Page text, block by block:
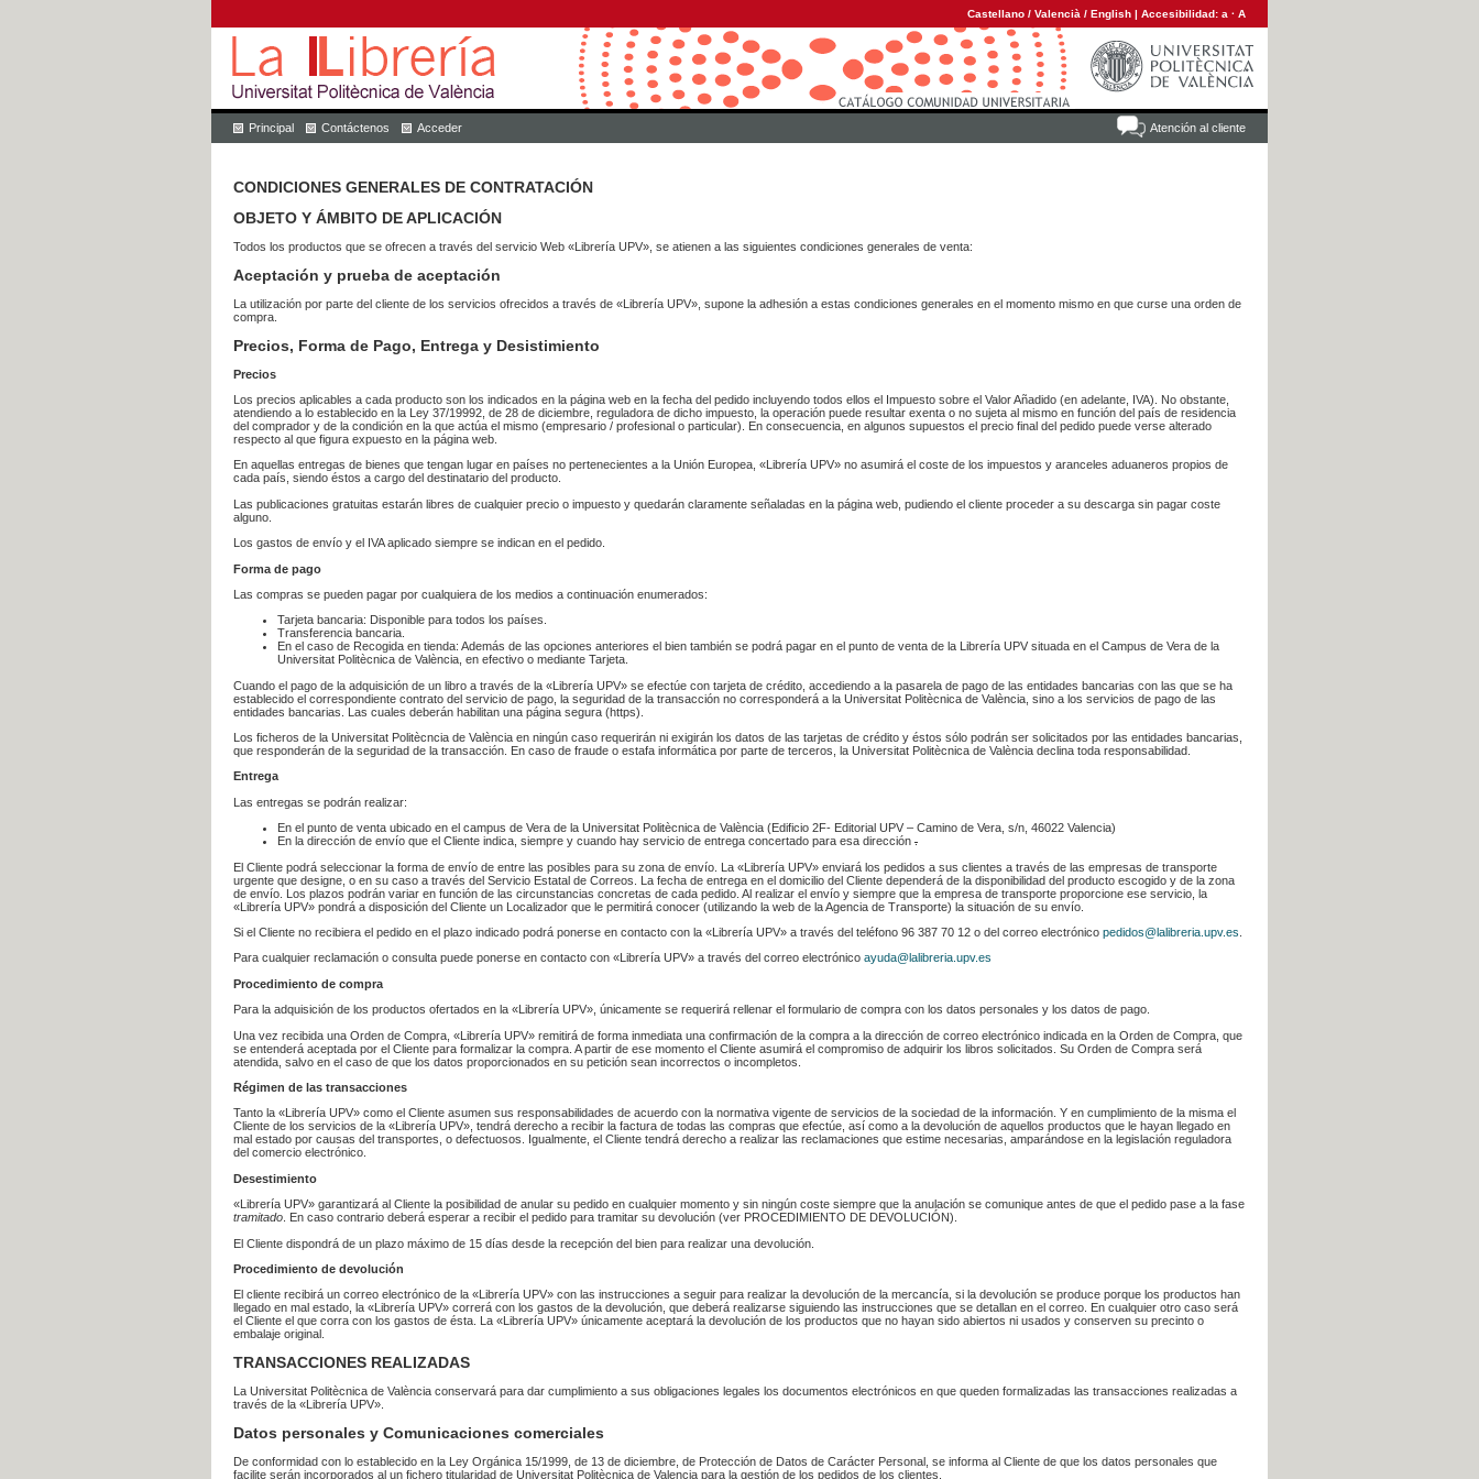
Castellano / Valencià / English | Accesibilidad: a · A
Atención al cliente
Principal Contáctenos Acceder
CONDICIONES GENERALES DE CONTRATACIÓN
OBJETO Y ÁMBITO DE APLICACIÓN
Todos los productos que se ofrecen a través del servicio Web «Librería UPV», se atienen a las siguientes condiciones generales de venta:
Aceptación y prueba de aceptación
La utilización por parte del cliente de los servicios ofrecidos a través de «Librería UPV», supone la adhesión a estas condiciones generales en el momento mismo en que curse una orden de
compra.
Precios, Forma de Pago, Entrega y Desistimiento
Precios
Los precios aplicables a cada producto son los indicados en la página web en la fecha del pedido incluyendo todos ellos el Impuesto sobre el Valor Añadido (en adelante, IVA). No obstante,
atendiendo a lo establecido en la Ley 37/19992, de 28 de diciembre, reguladora de dicho impuesto, la operación puede resultar exenta o no sujeta al mismo en función del país de residencia
del comprador y de la condición en la que actúa el mismo (empresario / profesional o particular). En consecuencia, en algunos supuestos el precio final del pedido puede verse alterado
respecto al que figura expuesto en la página web.
En aquellas entregas de bienes que tengan lugar en países no pertenecientes a la Unión Europea, «Librería UPV» no asumirá el coste de los impuestos y aranceles aduaneros propios de
cada país, siendo éstos a cargo del destinatario del producto.
Las publicaciones gratuitas estarán libres de cualquier precio o impuesto y quedarán claramente señaladas en la página web, pudiendo el cliente proceder a su descarga sin pagar coste
alguno.
Los gastos de envío y el IVA aplicado siempre se indican en el pedido.
Forma de pago
Las compras se pueden pagar por cualquiera de los medios a continuación enumerados:
Tarjeta bancaria: Disponible para todos los países.
Transferencia bancaria.
En el caso de Recogida en tienda: Además de las opciones anteriores el bien también se podrá pagar en el punto de venta de la Librería UPV situada en el Campus de Vera de la
Universitat Politècnica de València, en efectivo o mediante Tarjeta.
Cuando el pago de la adquisición de un libro a través de la «Librería UPV» se efectúe con tarjeta de crédito, accediendo a la pasarela de pago de las entidades bancarias con las que se ha
establecido el correspondiente contrato del servicio de pago, la seguridad de la transacción no corresponderá a la Universitat Politècnica de València, sino a los servicios de pago de las
entidades bancarias. Las cuales deberán habilitan una página segura (https).
Los ficheros de la Universitat Politècncia de València en ningún caso requerirán ni exigirán los datos de las tarjetas de crédito y éstos sólo podrán ser solicitados por las entidades bancarias,
que responderán de la seguridad de la transacción. En caso de fraude o estafa informática por parte de terceros, la Universitat Politècnica de València declina toda responsabilidad.
Entrega
Las entregas se podrán realizar:
En el punto de venta ubicado en el campus de Vera de la Universitat Politècnica de València (Edificio 2F- Editorial UPV – Camino de Vera, s/n, 46022 Valencia)
En la dirección de envío que el Cliente indica, siempre y cuando hay servicio de entrega concertado para esa dirección .
El Cliente podrá seleccionar la forma de envío de entre las posibles para su zona de envío. La «Librería UPV» enviará los pedidos a sus clientes a través de las empresas de transporte
urgente que designe, o en su caso a través del Servicio Estatal de Correos. La fecha de entrega en el domicilio del Cliente dependerá de la disponibilidad del producto escogido y de la zona
de envío. Los plazos podrán variar en función de las circunstancias concretas de cada pedido. Al realizar el envío y siempre que la empresa de transporte proporcione ese servicio, la
«Librería UPV» pondrá a disposición del Cliente un Localizador que le permitirá conocer (utilizando la web de la Agencia de Transporte) la situación de su envío.
Si el Cliente no recibiera el pedido en el plazo indicado podrá ponerse en contacto con la «Librería UPV» a través del teléfono 96 387 70 12 o del correo electrónico pedidos@lalibreria.upv.es
Para cualquier reclamación o consulta puede ponerse en contacto con «Librería UPV» a través del correo electrónico ayuda@lalibreria.upv.es
Procedimiento de compra
Para la adquisición de los productos ofertados en la «Librería UPV», únicamente se requerirá rellenar el formulario de compra con los datos personales y los datos de pago.
Una vez recibida una Orden de Compra, «Librería UPV» remitirá de forma inmediata una confirmación de la compra a la dirección de correo electrónico indicada en la Orden de Compra, que
se entenderá aceptada por el Cliente para formalizar la compra. A partir de ese momento el Cliente asumirá el compromiso de adquirir los libros solicitados. Su Orden de Compra será
atendida, salvo en el caso de que los datos proporcionados en su petición sean incorrectos o incompletos.
Régimen de las transacciones
Tanto la «Librería UPV» como el Cliente asumen sus responsabilidades de acuerdo con la normativa vigente de servicios de la sociedad de la información. Y en cumplimiento de la misma el
Cliente de los servicios de la «Librería UPV», tendrá derecho a recibir la factura de todas las compras que efectúe, así como a la devolución de aquellos productos que le hayan llegado en
mal estado por causas del transportes, o defectuosos. Igualmente, el Cliente tendrá derecho a realizar las reclamaciones que estime necesarias, amparándose en la legislación reguladora
del comercio electrónico.
Desestimiento
«Librería UPV» garantizará al Cliente la posibilidad de anular su pedido en cualquier momento y sin ningún coste siempre que la anulación se comunique antes de que el pedido pase a la fase
tramitado . En caso contrario deberá esperar a recibir el pedido para tramitar su devolución (ver PROCEDIMIENTO DE DEVOLUCIÓN).
El Cliente dispondrá de un plazo máximo de 15 días desde la recepción del bien para realizar una devolución.
Procedimiento de devolución
El cliente recibirá un correo electrónico de la «Librería UPV» con las instrucciones a seguir para realizar la devolución de la mercancía, si la devolución se produce porque los productos han
llegado en mal estado, la «Librería UPV» correrá con los gastos de la devolución, que deberá realizarse siguiendo las instrucciones que se detallan en el correo. En cualquier otro caso será
el Cliente el que corra con los gastos de ésta. La «Librería UPV» únicamente aceptará la devolución de los productos que no hayan sido abiertos ni usados y conserven su precinto o
embalaje original.
TRANSACCIONES REALIZADAS
La Universitat Politècnica de València conservará para dar cumplimiento a sus obligaciones legales los documentos electrónicos en que queden formalizadas las transacciones realizadas a
través de la «Librería UPV».
Datos personales y Comunicaciones comerciales
De conformidad con lo establecido en la Ley Orgánica 15/1999, de 13 de diciembre, de Protección de Datos de Carácter Personal, se informa al Cliente de que los datos personales que
facilite serán incorporados al un fichero titularidad de Universitat Politècnica de Valencia para la gestión de los pedidos de los clientes.